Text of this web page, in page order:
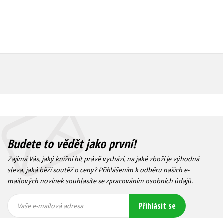
Budete to vědět jako první!
Zajímá Vás, jaký knižní hit právě vychází, na jaké zboží je výhodná
sleva, jaká běží soutěž o ceny? Přihlášením k odběru našich e-
mailových novineksouhlasíte se zpracováním osobních údajů.
mailová
mailová
Vaše e-mailová adresa Přihlásit se